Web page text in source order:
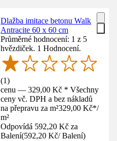
Dlažba imitace betonu Walk
Antracite 60 x 60 cm
Průměrné hodnocení: 1 z 5
hvězdiček. 1 Hodnocení.
(1)
cenu — 329,00 Kč * Všechny
ceny vč. DPH a bez nákladů
na přepravu za m²329,00 Kč*/
m²
Odpovídá 592,20 Kč za
Balení(592,20 Kč/ Balení)